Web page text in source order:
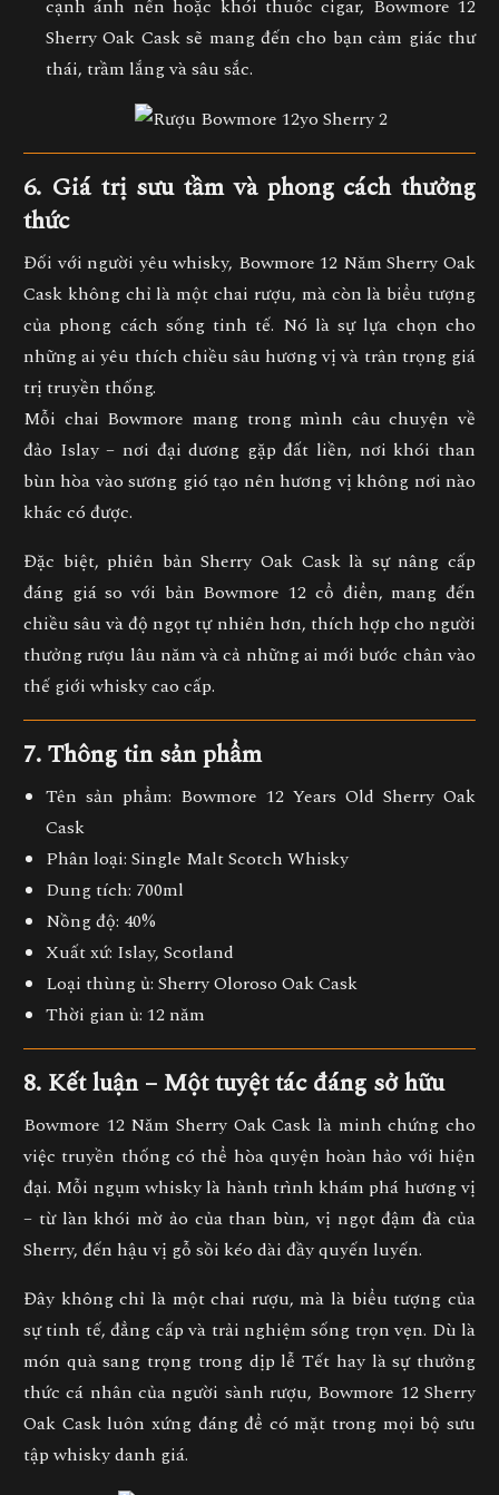
cạnh ánh nến hoặc khói thuốc cigar, Bowmore 12
Sherry Oak Cask sẽ mang đến cho bạn cảm giác thư
thái, trầm lắng và sâu sắc.
6. Giá trị sưu tầm và phong cách thưởng
thức
Đối với người yêu whisky, Bowmore 12 Năm Sherry Oak
Cask không chỉ là một chai rượu, mà còn là biểu tượng
của phong cách sống tinh tế. Nó là sự lựa chọn cho
những ai yêu thích chiều sâu hương vị và trân trọng giá
trị truyền thống.
Mỗi chai Bowmore mang trong mình câu chuyện về
đảo Islay – nơi đại dương gặp đất liền, nơi khói than
bùn hòa vào sương gió tạo nên hương vị không nơi nào
khác có được.
Đặc biệt, phiên bảnSherry Oak Casklà sự nâng cấp
đáng giá so với bản Bowmore 12 cổ điển, mang đến
chiều sâu và độ ngọt tự nhiên hơn, thích hợp cho người
thưởng rượu lâu năm và cả những ai mới bước chân vào
thế giới whisky cao cấp.
7. Thông tin sản phẩm
Tên sản phẩm: Bowmore 12 Years Old Sherry Oak
Cask
Phân loại: Single Malt Scotch Whisky
Dung tích: 700ml
Nồng độ: 40%
Xuất xứ: Islay, Scotland
Loại thùng ủ: Sherry Oloroso Oak Cask
Thời gian ủ: 12 năm
8. Kết luận – Một tuyệt tác đáng sở hữu
Bowmore 12 Năm Sherry Oak Cask là minh chứng cho
việc truyền thống có thể hòa quyện hoàn hảo với hiện
đại. Mỗi ngụm whisky là hành trình khám phá hương vị
– từ làn khói mờ ảo của than bùn, vị ngọt đậm đà của
Sherry, đến hậu vị gỗ sồi kéo dài đầy quyến luyến.
Đây không chỉ là một chai rượu, mà là biểu tượng của
sự tinh tế, đẳng cấp và trải nghiệm sống trọn vẹn. Dù là
món quà sang trọng trong dịp lễ Tết hay là sự thưởng
thức cá nhân của người sành rượu, Bowmore 12 Sherry
Oak Cask luôn xứng đáng để có mặt trong mọi bộ sưu
tập whisky danh giá.